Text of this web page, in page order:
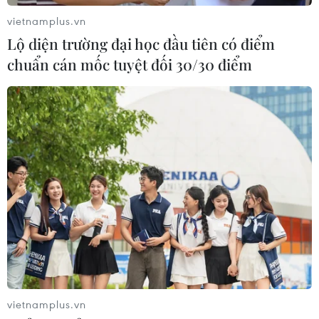
hơn 14 triệu lượt khách sau 2 năm
khai thác
08/08/2026 02:13
Cảnh sát giao thông triển khai chiến
dịch nâng cao kỹ năng lái xe môtô, xe
gắn máy
07/08/2026 14:37
Tháng 12/2026 hoàn thành mở rộng
đoạn cao tốc Thành phố Hồ Chí
Minh-Long Thành
07/08/2026 10:29
Lào Cai: Đứt gãy 30m đường
vietnamplus.vn
Lộ diện trường đại học đầu tiên có điểm
chuẩn cán mốc tuyệt đối 30/30 điểm
vietnamplus.vn